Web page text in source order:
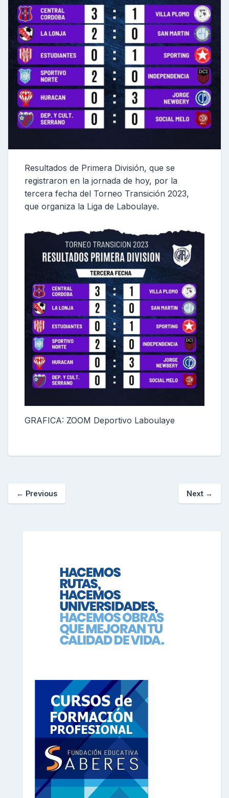
Resultados de Primera División, que se
registraron en la jornada de hoy, por la
tercera fecha del Torneo Transición 2023,
que organiza la Liga de Laboulaye.
GRAFICA: ZOOM Deportivo Laboulaye
← Previous Next →